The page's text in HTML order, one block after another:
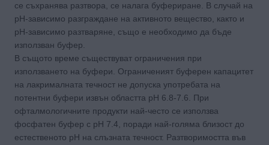
се съхранява разтвора, се налага буфериране. В случай на
рН-зависимо разграждане на активното вещество, както и
рН-зависимо разтваряне, също е необходимо да бъде
използван буфер.
В същото време съществуват ограничения при
използването на буфери. Ограниченият буферен капацитет
на лакрималната течност не допуска употребата на
потентни буфери извън областта рН 6.8-7.6. При
офталмологичните продукти най-често се използва
фосфатен буфер с рН 7.4, поради най-голяма близост до
естественото рН на слъзната течност. Разтворимостта във